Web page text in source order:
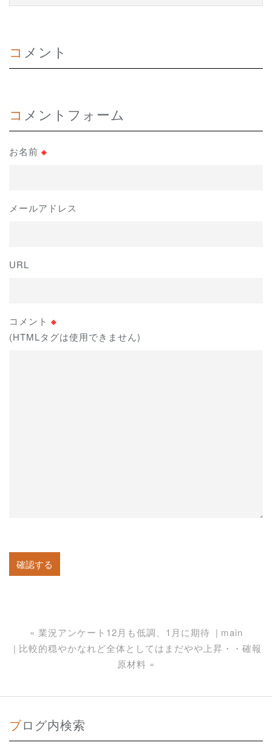
コメント
コメントフォーム
お名前 ※
メールアドレス
URL
コメント ※
(HTMLタグは使用できません)
« 業況アンケート12月も低調、1月に期待
main
比較的穏やかなれど全体としてはまだやや上昇・・確報
原材料 »
ブログ内検索